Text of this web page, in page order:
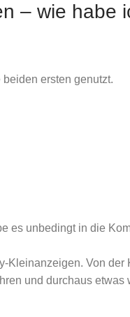
– wie habe
ersten genutzt.
es unbedingt in die
Kleinanzeigen. Von der
und durchaus etwas